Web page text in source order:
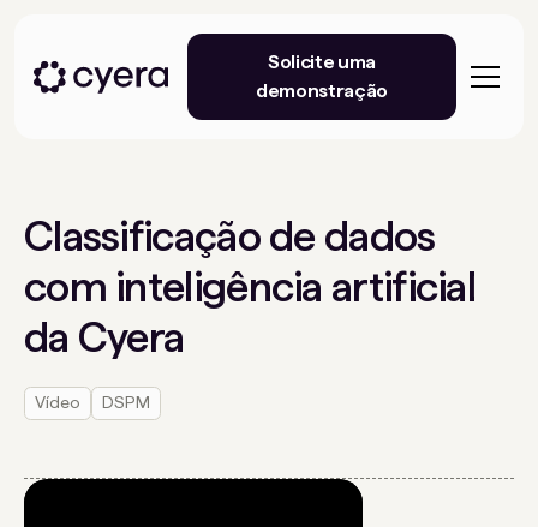
Solicite uma
demonstração
Classificação de dados
com inteligência artificial
da Cyera
Vídeo DSPM